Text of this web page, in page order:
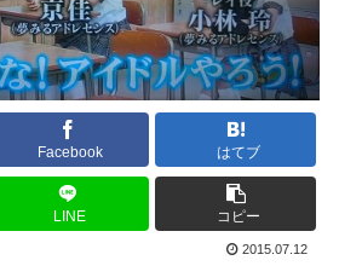
Facebook はてブ
LINE コピー
2015.07.12